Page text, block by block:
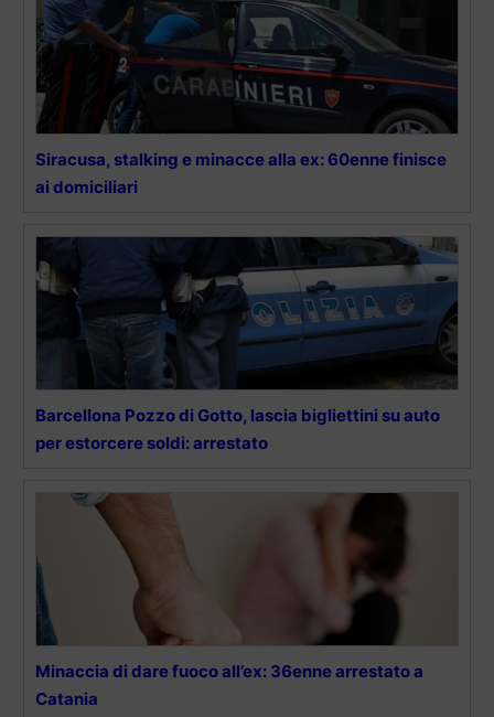
Siracusa, stalking e minacce alla ex: 60enne finisce
ai domiciliari
Barcellona Pozzo di Gotto, lascia bigliettini su auto
per estorcere soldi: arrestato
Minaccia di dare fuoco all’ex: 36enne arrestato a
Catania